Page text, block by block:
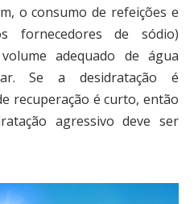
o consumo de refeições e
fornecedores de sódio)
adequado de água
Se a desidratação é
recuperação é curto, então
agressivo deve ser